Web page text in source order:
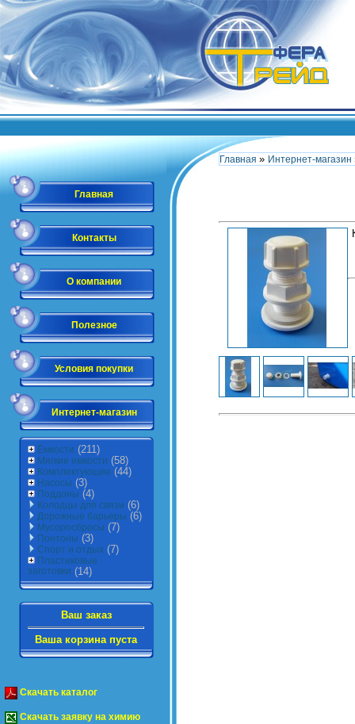
Главная
Контакты
О компании
Полезное
Условия покупки
Интернет-магазин
Ёмкости (211)
Мягкие емкости (58)
Комплектующие (44)
Насосы (3)
Поддоны (4)
Колодцы для связи (6)
Дорожные барьеры (6)
Мусоросбросы (7)
Понтоны (3)
Спорт и отдых (7)
Пластиковые
заготовки (14)
Ваш заказ
Ваша корзина пуста
Скачать каталог
Скачать заявку на химию
Главная » Интернет-магазин